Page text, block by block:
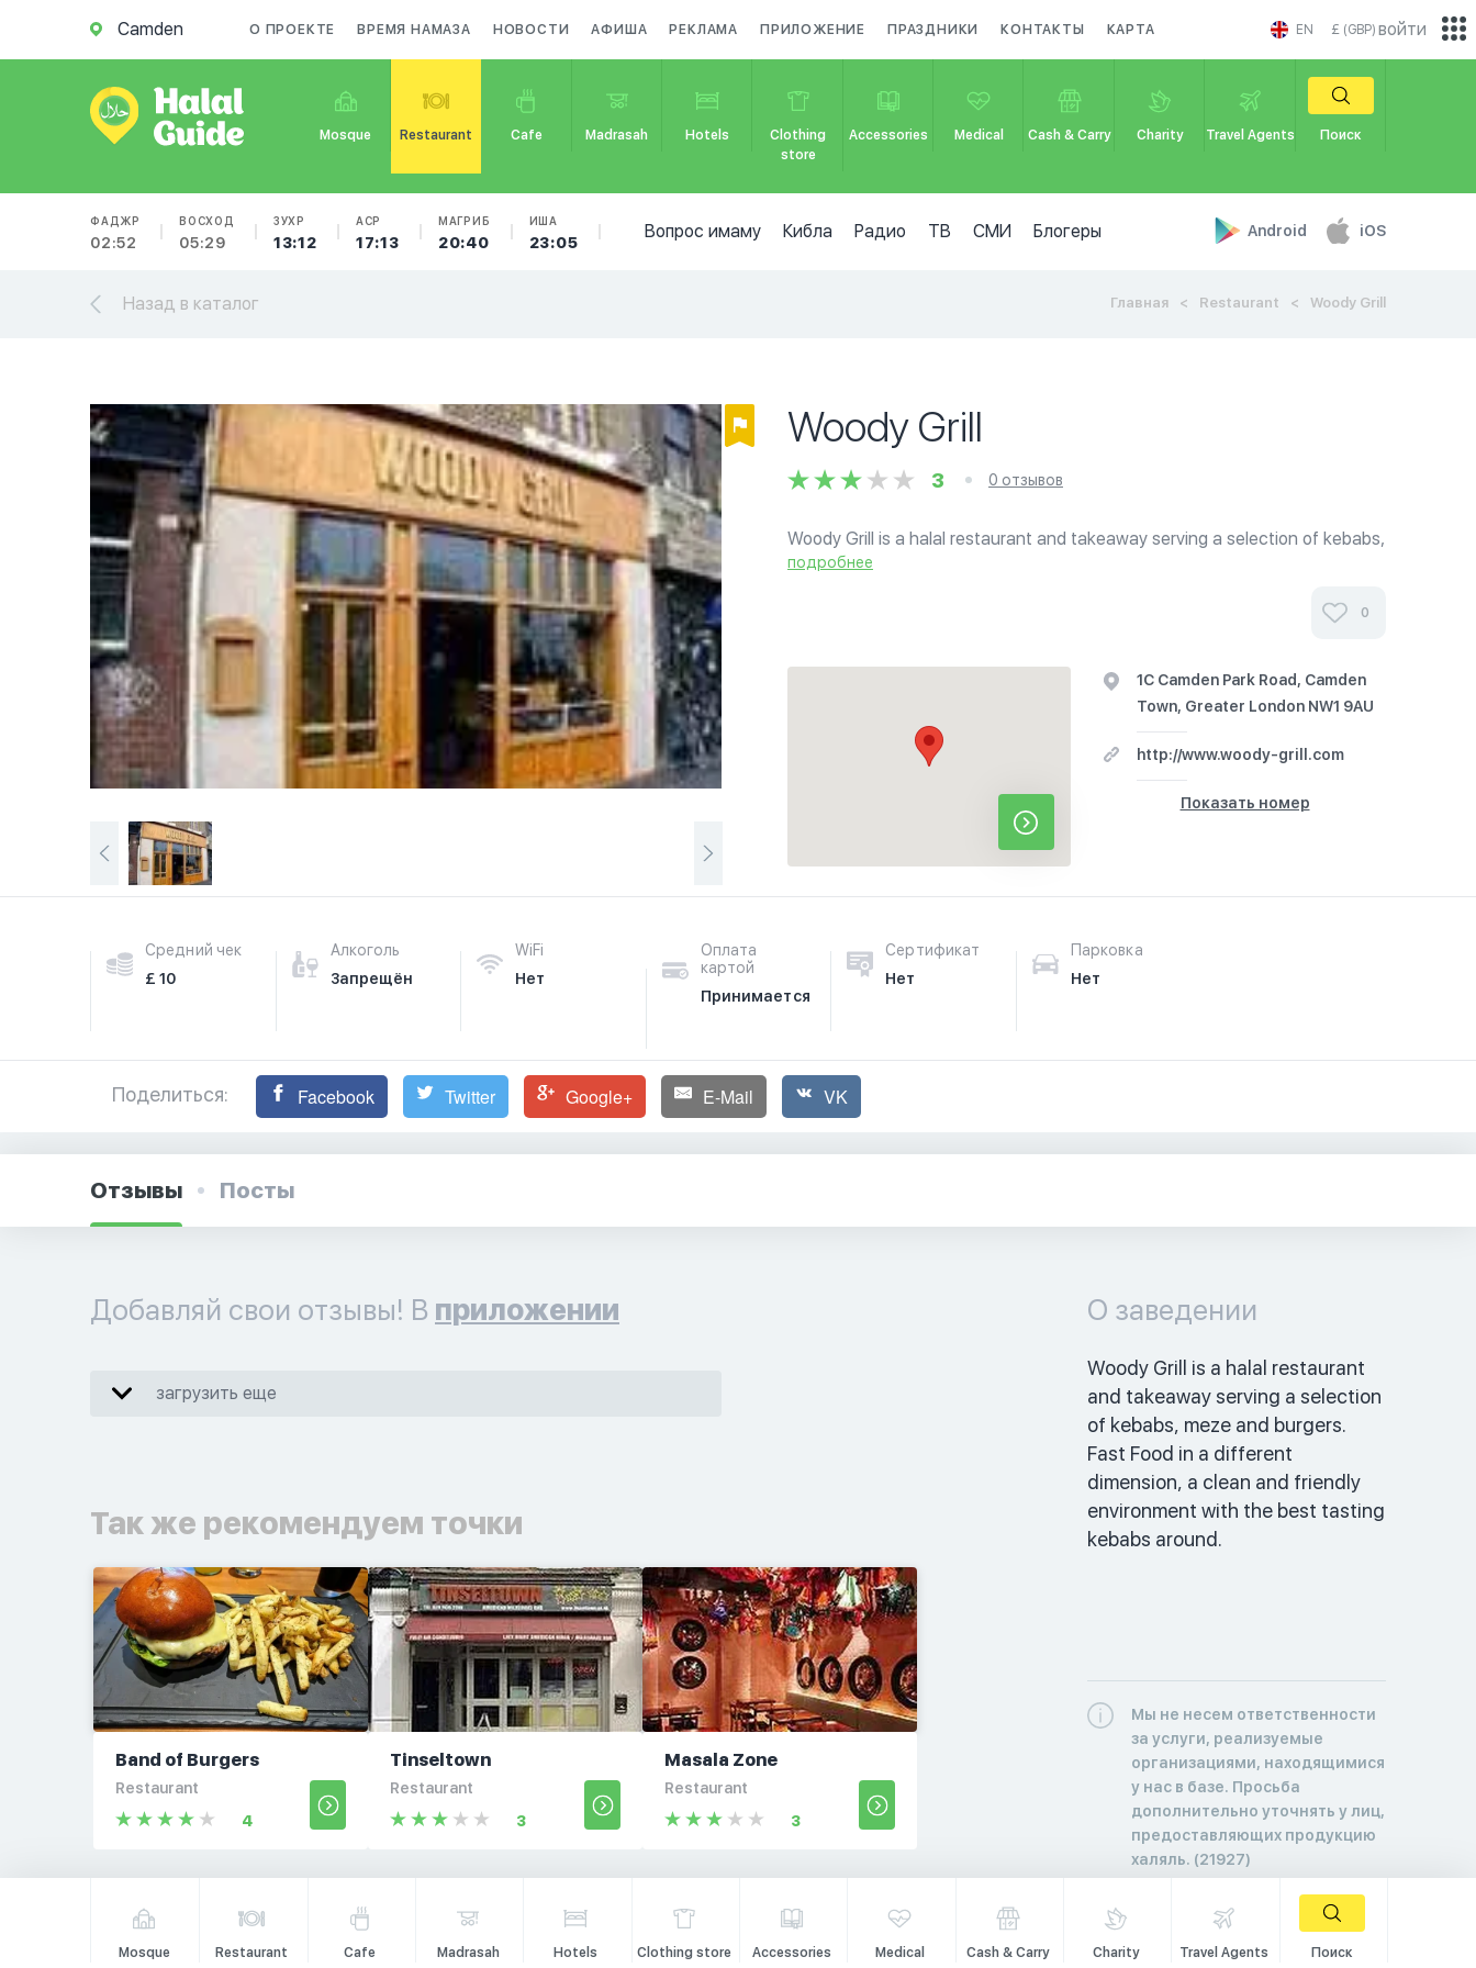
Camden О ПРОЕКТЕ ВРЕМЯ НАМАЗА НОВОСТИ АФИША РЕКЛАМА ПРИЛОЖЕНИЕ ПРАЗДНИКИ КОНТАКТЫ КАРТА EN £ (GBP)
Mosque Restaurant Cafe Madrasah Hotels
Clothing
store
Accessories Medical Cash & Carry Charity Travel Agents Поиск
ФАДЖР
02:52
ВОСХОД
05:29
ЗУХР
13:12
АСР
17:13
МАГРИБ
20:40
ИША
23:05
Вопрос имаму Кибла Радио ТВ СМИ Блогеры Android iOS
войти
Назад в каталог Главная Restaurant Woody Grill
Woody Grill
3 0 отзывов
Woody Grill is a halal restaurant and takeaway serving a selection of kebabs,
meze and burgers. Fast Food in a different dimension, a clean and friendly
подробнее
0
1C Camden Park Road, Camden
Town, Greater London NW1 9AU
http://www.woody-grill.com
Показать номер
Средний чек
£ 10
Алкоголь
Запрещён
WiFi
Нет
Оплата
картой
Принимается
Сертификат
Нет
Парковка
Нет
Поделиться: Facebook Twitter Google+ E-Mail VK
Отзывы Посты
Добавляй свои отзывы! В приложении
загрузить еще
Так же рекомендуем точки
Band of Burgers
Restaurant
4
Tinseltown
Restaurant
3
Masala Zone
Restaurant
3
О заведении
Woody Grill is a halal restaurant
and takeaway serving a selection
of kebabs, meze and burgers.
Fast Food in a different
dimension, a clean and friendly
environment with the best tasting
kebabs around.
Мы не несем ответственности
за услуги, реализуемые
организациями, находящимися
у нас в базе. Просьба
дополнительно уточнять у лиц,
предоставляющих продукцию
халяль. (21927)
Mosque Restaurant Cafe Madrasah Hotels Clothing store Accessories Medical Cash & Carry Charity Travel Agents Поиск